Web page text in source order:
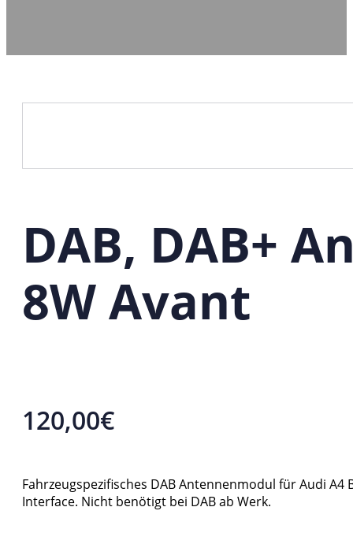
DAB, DAB+
8W Avant
120,00€
Fahrzeugspezifisches DAB Antennenmodul für Audi
Interface. Nicht benötigt bei DAB ab Werk.